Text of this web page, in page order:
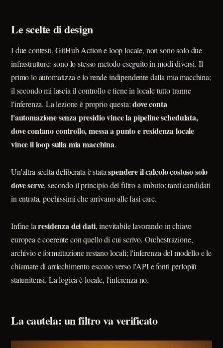
Le scelte di design
I due contesti, GitHub Action e loop locale, non sono solo due
infrastrutture: sono lo stesso metodo eseguito in modi diversi. Il
primo lo automatizza e lo rende indipendente dalla mia macchina;
il secondo mi lascia il controllo e tiene in locale tutto tranne
l'inferenza. La lezione è proprio questa:dove conta
l'automazione senza presidio vince la pipeline schedulata,
dove contano controllo, messa a punto e residenza locale
vince il loop sulla mia macchina.
Un'altra scelta deliberata è stataspendere il calcolo costoso solo
dove serve, secondo il principio del filtro a imbuto: tanti candidati
in entrata, pochissimi che arrivano alle fasi care.
Infine laresidenza dei dati, inevitabile lavorando in chiave
europea e coerente con quello di cui scrivo. Orchestrazione,
archivio e formattazione restano locali; l'inferenza del modello e le
chiamate di arricchimento escono verso l'API e fonti perlopiù
statunitensi. La logica è locale, l'inferenza no.
La cautela: un filtro va verificato